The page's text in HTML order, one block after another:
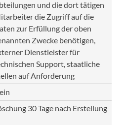
und die dort tätigen
die Zugriff auf die
zur Erfüllung der oben
Zwecke benötigen,
Dienstleister für
Support, staatliche
auf Anforderung
30 Tage nach Erstellung